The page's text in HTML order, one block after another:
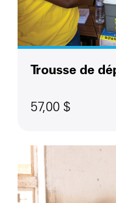
Trousse de
57,00 $